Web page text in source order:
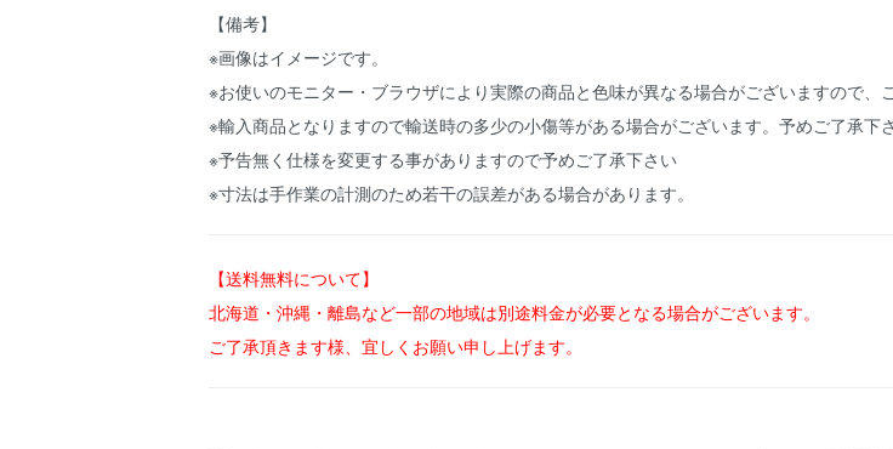
【備考】
※画像はイメージです。
※お使いのモニター・ブラウザにより実際の商品と色味が異なる場合がございますので、
※輸入商品となりますので輸送時の多少の小傷等がある場合がございます。予めご了承下さ
※予告無く仕様を変更する事がありますので予めご了承下さい
※寸法は手作業の計測のため若干の誤差がある場合があります。
【送料無料について】
北海道・沖縄・離島など一部の地域は別途料金が必要となる場合がございます。
ご了承頂きます様、宜しくお願い申し上げます。